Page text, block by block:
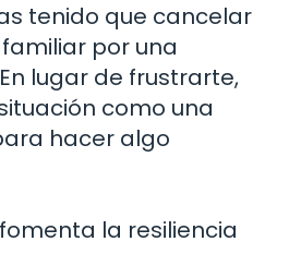
tenido que cancelar
por una
lugar de frustrarte,
como una
hacer algo
la resiliencia